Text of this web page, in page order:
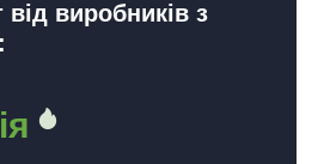
виробників з